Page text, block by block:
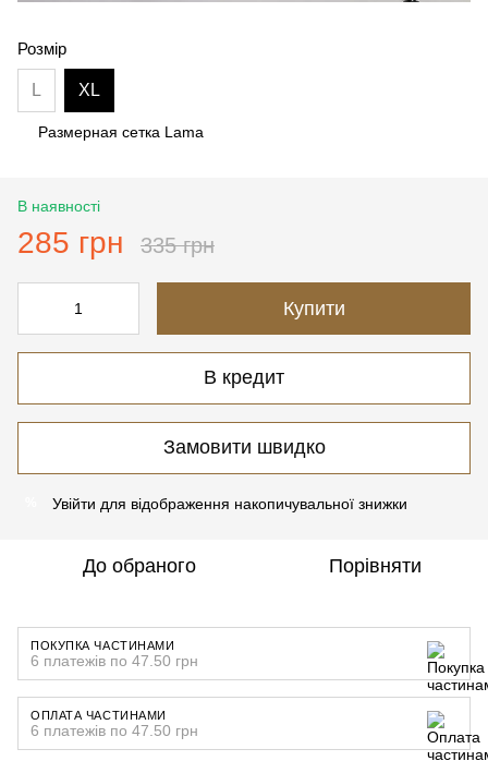
Розмір
L XL
Размерная сетка Lama
В наявності
285 грн 335 грн
Купити
В кредит
Замовити швидко
Увійти для відображення накопичувальної знижки
До обраного Порівняти
ПОКУПКА ЧАСТИНАМИ
6 платежів по 47.50 грн
ОПЛАТА ЧАСТИНАМИ
6 платежів по 47.50 грн